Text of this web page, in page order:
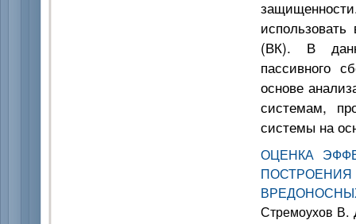
(ВК). В
пассивного
основе
системам,
системы на
ОЦЕНКА
Стремоухов В.